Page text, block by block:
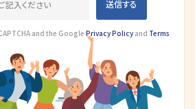
and the Google Privacy Policyand Terms